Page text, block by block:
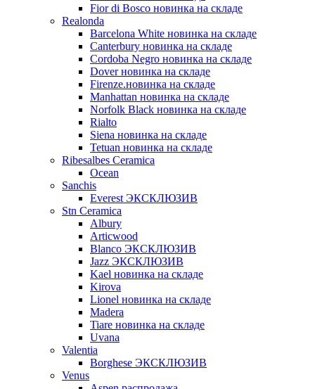
Fior di Bosco новинка на складе
Realonda
Barсelona White новинка на складе
Canterbury новинка на складе
Cordoba Negro новинка на складе
Dover новинка на складе
Firenze.новинка на складе
Manhattan новинка на складе
Norfolk Black новинка на складе
Rialto
Siena новинка на складе
Tetuan новинка на складе
Ribesalbes Ceramica
Ocean
Sanchis
Everest ЭКСКЛЮЗИВ
Stn Ceramica
Albury
Articwood
Blanco ЭКСКЛЮЗИВ
Jazz ЭКСКЛЮЗИВ
Kael новинка на складе
Kirova
Lionel новинка на складе
Madera
Tiare новинка на складе
Uvana
Valentia
Borghese ЭКСКЛЮЗИВ
Venus